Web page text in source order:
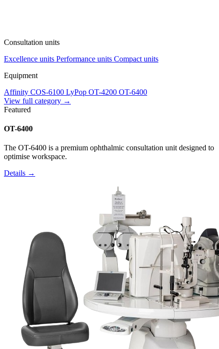
Consultation units
Excellence units Performance units Compact units
Equipment
Affinity COS-6100 LyPop OT-4200 OT-6400
View full category →
Featured
OT-6400
The OT-6400 is a premium ophthalmic consultation unit designed to
optimise workspace.
Details →